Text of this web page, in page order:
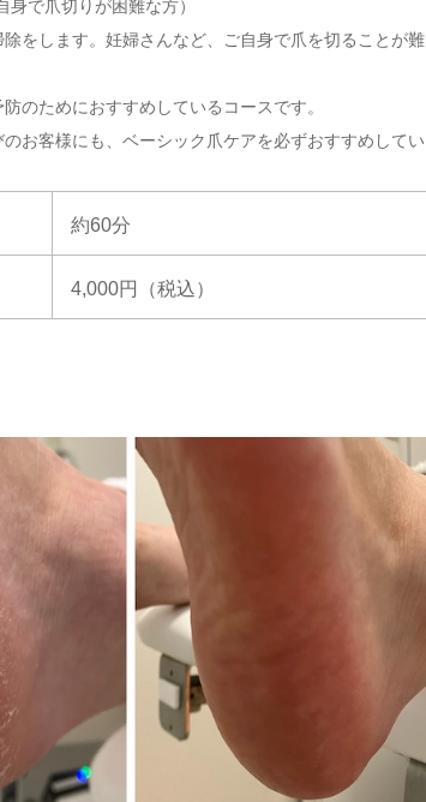
で爪切りが困難な方）
をします。妊婦さんなど、ご自身で爪を切ることが
のためにおすすめしているコースです。
お客様にも、ベーシック爪ケアを必ずおすすめしてい
約60分
4,000円（税込）